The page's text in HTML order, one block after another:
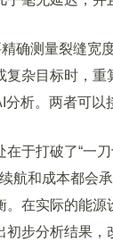
测量裂缝宽
杂目标时，重
析。两者可以
打破了“一刀
航和成本都会
。在实际的能
初步分析结果，